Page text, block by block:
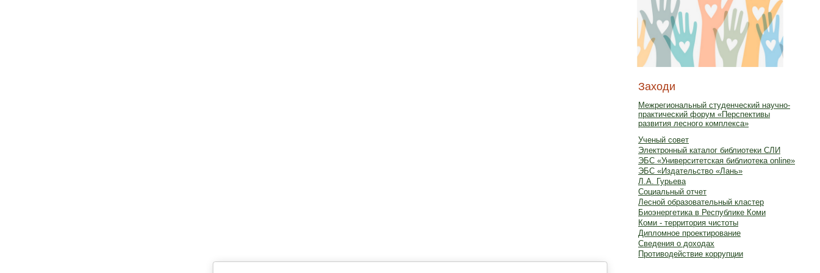
Заходи
Межрегиональный студенческий научно-
практический форум «Перспективы
развития лесного комплекса»
Ученый совет
Электронный каталог библиотеки СЛИ
ЭБС «Университетская библиотека online»
ЭБС «Издательство «Лань»
Л.А. Гурьева
Социальный отчет
Лесной образовательный кластер
Биоэнергетика в Республике Коми
Коми - территория чистоты
Дипломное проектирование
Сведения о доходах
Противодействие коррупции